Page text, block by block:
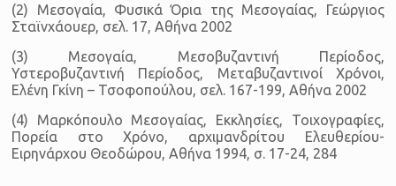
(2) Μεσογαία, Φυσικά Όρια της Μεσογαίας, Γεώργιος
Σταϊνχάουερ, σελ. 17, Αθήνα 2002
(3) Μεσογαία, Μεσοβυζαντινή Περίοδος,
Υστεροβυζαντινή Περίοδος, Μεταβυζαντινοί Χρόνοι,
Ελένη Γκίνη – Τσοφοπούλου, σελ. 167-199, Αθήνα 2002
(4) Μαρκόπουλο Μεσογαίας, Εκκλησίες, Τοιχογραφίες,
Πορεία στο Χρόνο, αρχιμανδρίτου Ελευθερίου-
Ειρηνάρχου Θεοδώρου, Αθήνα 1994, σ. 17-24, 284